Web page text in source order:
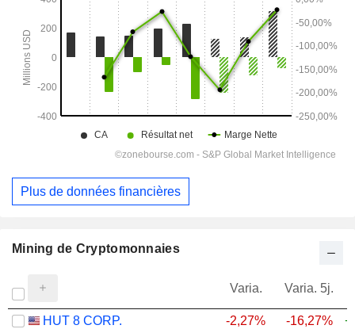
Mining de Cryptomonnaies
Varia. Varia. 5j.
HUT 8 CORP. -2,27% -16,27%
Plus de données financières